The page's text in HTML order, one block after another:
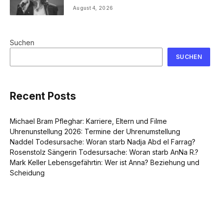
August 4, 2026
Suchen
SUCHEN
Recent Posts
Michael Bram Pfleghar: Karriere, Eltern und Filme
Uhrenunstellung 2026: Termine der Uhrenumstellung
Naddel Todesursache: Woran starb Nadja Abd el Farrag?
Rosenstolz Sängerin Todesursache: Woran starb AnNa R.?
Mark Keller Lebensgefährtin: Wer ist Anna? Beziehung und
Scheidung